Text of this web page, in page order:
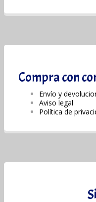
Compra con
Envío y
Aviso legal
Política de